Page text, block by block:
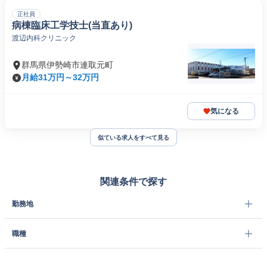
正社員
病棟臨床工学技士(当直あり)
渡辺内科クリニック
群馬県伊勢崎市連取元町
月給31万円～32万円
気になる
似ている求人をすべて見る
関連条件で探す
勤務地
職種